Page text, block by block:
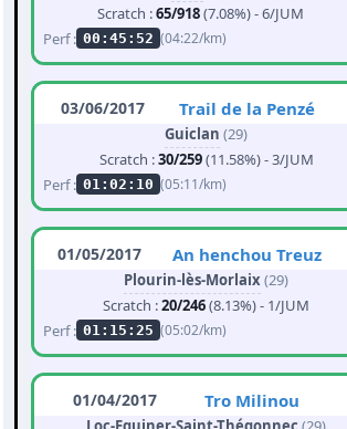
Scratch :65/918(7.08%) - 6/JUM
Perf : 00:45:52 (04:22/km)
03/06/2017 Trail de la Penzé
Guiclan (29)
Scratch :30/259(11.58%) - 3/JUM
Perf : 01:02:10 (05:11/km)
01/05/2017 An henchou Treuz
Plourin-lès-Morlaix(29)
Scratch :20/246(8.13%) - 1/JUM
Perf : 01:15:25 (05:02/km)
01/04/2017 Tro Milinou